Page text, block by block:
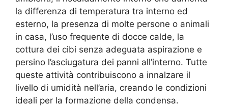
la differenza di temperatura tra interno ed
esterno, la presenza di molte persone o animali
in casa, l’uso frequente di docce calde, la
cottura dei cibi senza adeguata aspirazione e
persino l’asciugatura dei panni all’interno. Tutte
queste attività contribuiscono a innalzare il
livello di umidità nell’aria, creando le condizioni
ideali per la formazione della condensa.